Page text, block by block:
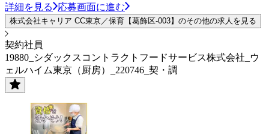
詳細を見る 応募画面に進む
株式会社キャリア CC東京／保育【葛飾区-003】のその他の求人を見る
契約社員
19880_シダックスコントラクトフードサービス株式会社_ウ
ェルハイム東京（厨房）_220746_契・調